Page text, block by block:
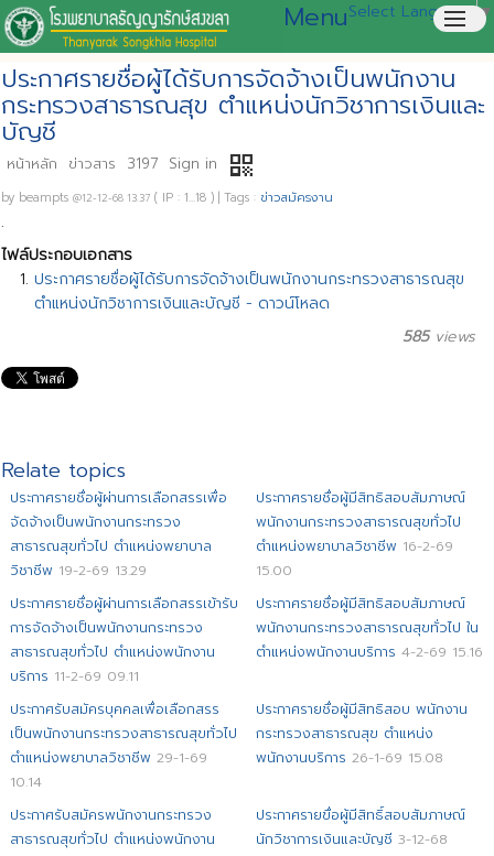
menu
MenuSelect Language▼
ประกาศรายชื่อผู้ได้รับการจัดจ้างเป็นพนักงาน
กระทรวงสาธารณสุข ตำแหน่งนักวิชาการเงินและ
บัญชี
หน้าหลัก ข่าวสาร 3197 Sign in qr_code
by beampts @12-12-68 13.37 ( IP : 1...18 ) | Tags : ข่าวสมัครงาน
.
ไฟล์ประกอบเอกสาร
ประกาศรายชื่อผู้ได้รับการจัดจ้างเป็นพนักงานกระทรวงสาธารณสุข
ตำแหน่งนักวิชาการเงินและบัญชี - ดาวน์โหลด
585views
Relate topics
ประกาศรายชื่อผู้ผ่านการเลือกสรรเพื่อ
จัดจ้างเป็นพนักงานกระทรวง
สาธารณสุขทั่วไป ตำแหน่งพยาบาล
วิชาชีพ 19-2-69 13.29
ประกาศรายชื่อผู้มีสิทธิสอบสัมภาษณ์
พนักงานกระทรวงสาธารณสุขทั่วไป
ตำแหน่งพยาบาลวิชาชีพ 16-2-69
15.00
ประกาศรายชื่อผู้ผ่านการเลือกสรรเข้ารับ
การจัดจ้างเป็นพนักงานกระทรวง
สาธารณสุขทั่วไป ตำแหน่งพนักงาน
บริการ 11-2-69 09.11
ประกาศรายชื่อผู้มีสิทธิสอบสัมภาษณ์
พนักงานกระทรวงสาธารณสุขทั่วไป ใน
ตำแหน่งพนักงานบริการ 4-2-69 15.16
ประกาศรับสมัครบุคคลเพื่อเลือกสรร
เป็นพนักงานกระทรวงสาธารณสุขทั่วไป
ตำแหน่งพยาบาลวิชาชีพ 29-1-69
10.14
ประกาศรายชื่อผู้มีสิทธิสอบ พนักงาน
กระทรวงสาธารณสุข ตำแหน่ง
พนักงานบริการ 26-1-69 15.08
ประกาศรับสมัครพนักงานกระทรวง
สาธารณสุขทั่วไป ตำแหน่งพนักงาน
ประกาศรายขื่อผู้มีสิทธิ์สอบสัมภาษณ์
นักวิชาการเงินและบัญชี 3-12-68